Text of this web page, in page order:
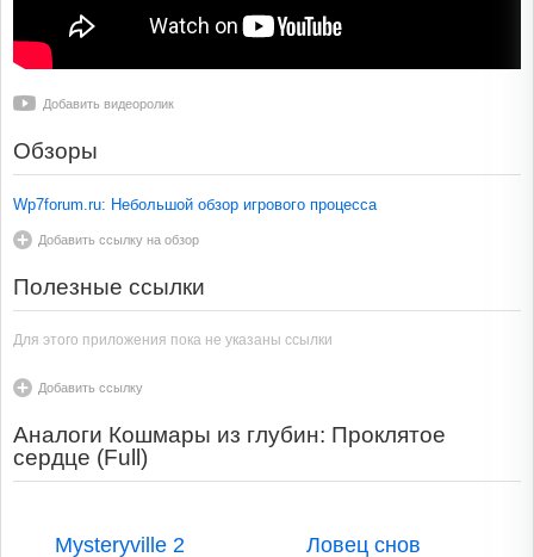
Добавить видеоролик
Обзоры
Wp7forum.ru: Небольшой обзор игрового процесса
Добавить ссылку на обзор
Полезные ссылки
Для этого приложения пока не указаны ссылки
Добавить ссылку
Аналоги Кошмары из глубин: Проклятое
сердце (Full)
Mysteryville 2 Ловец снов